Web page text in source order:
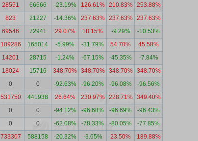
28551 66666 -23.19% 126.61% 210.83%
253.88%
823 21227 -14.36% 237.63% 237.63%
237.63%
69546 72941 29.07% 18.15% -9.29%
-10.53%
109286 165014 -5.99% -31.79% 54.70%
45.58%
14201 28715 -1.24% -67.15% -45.35%
-7.84%
18024 15716 348.70% 348.70% 348.70%
348.70%
0 0 -92.63% -96.20% -96.08%
-96.56%
531750 441938 26.64% 230.97% 228.71%
349.40%
0 0 -94.12% -96.68% -96.69%
-96.43%
0 0 -62.08% -78.33% -80.05%
-77.85%
733307 588158 -20.32% -3.65% 23.50%
189.88%